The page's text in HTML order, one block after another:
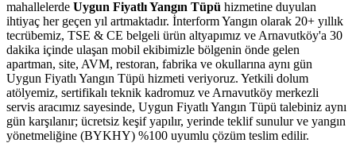
mahallelerde Uygun Fiyatlı Yangın Tüpü hizmetine duyulan
ihtiyaç her geçen yıl artmaktadır. İnterform Yangın olarak 20+ yıllık
tecrübemiz, TSE & CE belgeli ürün altyapımız ve Arnavutköy'a 30
dakika içinde ulaşan mobil ekibimizle bölgenin önde gelen
apartman, site, AVM, restoran, fabrika ve okullarına aynı gün
Uygun Fiyatlı Yangın Tüpü hizmeti veriyoruz. Yetkili dolum
atölyemiz, sertifikalı teknik kadromuz ve Arnavutköy merkezli
servis aracımız sayesinde, Uygun Fiyatlı Yangın Tüpü talebiniz aynı
gün karşılanır; ücretsiz keşif yapılır, yerinde teklif sunulur ve yangın
yönetmeliğine (BYKHY) %100 uyumlu çözüm teslim edilir.